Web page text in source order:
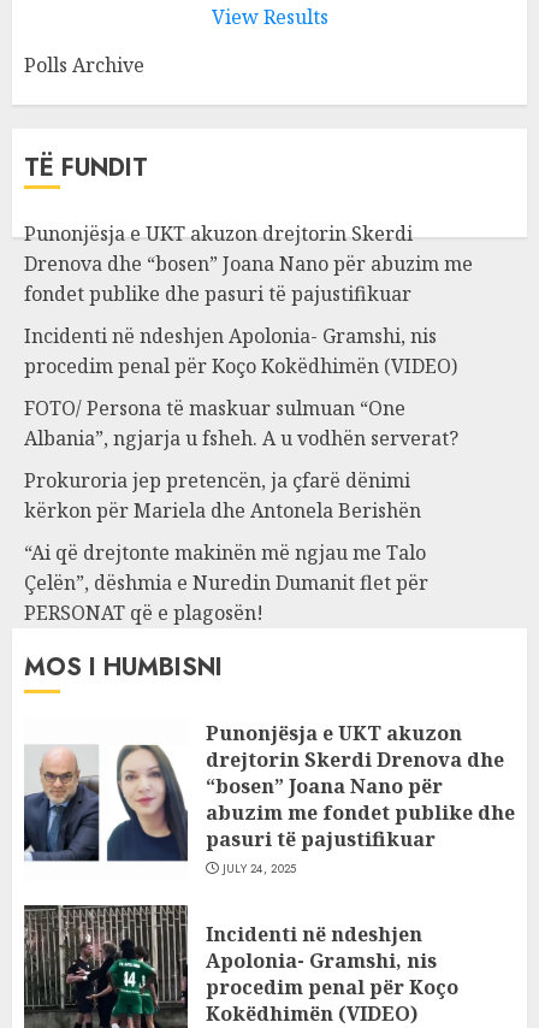
View Results
Polls Archive
TË FUNDIT
Punonjësja e UKT akuzon drejtorin Skerdi
Drenova dhe “bosen” Joana Nano për abuzim me
fondet publike dhe pasuri të pajustifikuar
Incidenti në ndeshjen Apolonia- Gramshi, nis
procedim penal për Koço Kokëdhimën (VIDEO)
FOTO/ Persona të maskuar sulmuan “One
Albania”, ngjarja u fsheh. A u vodhën serverat?
Prokuroria jep pretencën, ja çfarë dënimi
kërkon për Mariela dhe Antonela Berishën
“Ai që drejtonte makinën më ngjau me Talo
Çelën”, dëshmia e Nuredin Dumanit flet për
PERSONAT që e plagosën!
MOS I HUMBISNI
Punonjësja e UKT akuzon
drejtorin Skerdi Drenova dhe
“bosen” Joana Nano për
abuzim me fondet publike dhe
pasuri të pajustifikuar
JULY 24, 2025
Incidenti në ndeshjen
Apolonia- Gramshi, nis
procedim penal për Koço
Kokëdhimën (VIDEO)